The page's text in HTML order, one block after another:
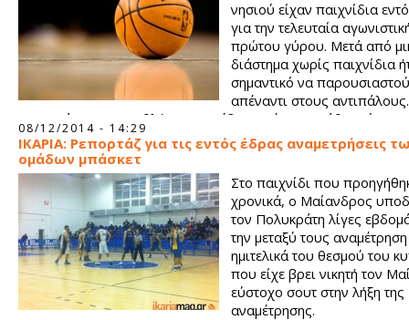
νησιού είχαν παιχνίδια
για την τελευταία
πρώτου γύρου. Μετά από
διάστημα χωρίς παιχνίδια
σημαντικό να
απέναντι στους
στα μισά του πρωταθλήματος, η έδρα πρέπει με κάθε τρόπο
προστατευτεί αν θέλουμε να ελπίζουμε στις ψηλές θέσεις της
βαθμολογίας.
08/12/2014 - 14:29
IΚΑΡΙΑ: Ρεπορτάζ για τις εντός έδρας αναμετρήσεις
ομάδων μπάσκετ
Στο παιχνίδι που
χρονικά, ο Μαίανδρος
τον Πολυκράτη λίγες
την μεταξύ τους
ημιτελικά του θεσμού του
που είχε βρει νικητή τον
εύστοχο σουτ στην λήξη της
αναμέτρησης.